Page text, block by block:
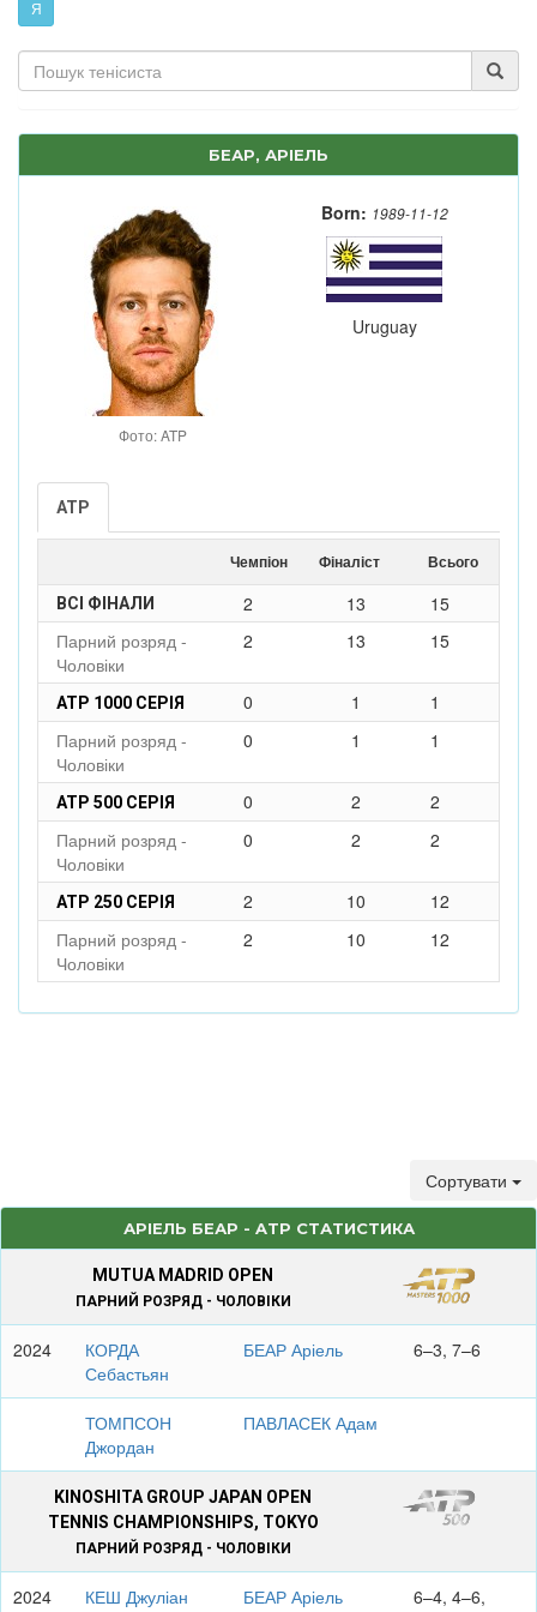
Я
БЕАР, АРІЕЛЬ
Фото: ATP
Born: 1989-11-12
Uruguay
ATP
Чемпіон Фіналіст Всього
ВСІ ФІНАЛИ 2 13
15
Парний розряд -
Чоловіки
2 13 15
ATP 1000 СЕРІЯ 0 1
1
Парний розряд -
Чоловіки
0 1 1
ATP 500 СЕРІЯ 0 2
2
Парний розряд -
Чоловіки
0 2 2
ATP 250 СЕРІЯ 2 10
12
Парний розряд -
Чоловіки
2 10 12
Сортувати
АРІЕЛЬ БЕАР - ATP СТАТИСТИКА
MUTUA MADRID OPEN
ПАРНИЙ РОЗРЯД - ЧОЛОВІКИ
2024
КОРДА
Себастьян
БЕАР Аріель 6–3, 7–6
ТОМПСОН
Джордан
ПАВЛАСЕК Адам
KINOSHITA GROUP JAPAN OPEN
TENNIS CHAMPIONSHIPS, TOKYO
ПАРНИЙ РОЗРЯД - ЧОЛОВІКИ
2024 КЕШ Джуліан БЕАР Аріель
6–4, 4–6,